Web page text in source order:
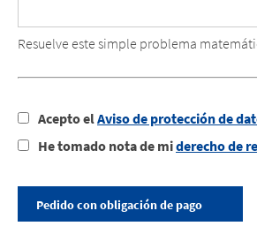
Resuelve este simple problema
Acepto elAviso de protección de
He tomado nota de miderecho de